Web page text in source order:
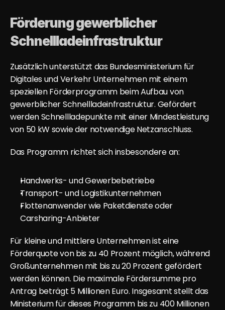
Förderung gewerblicher
Schnellladeinfrastruktur
Zusätzlich unterstützt das Bundesministerium für
Digitales und Verkehr Unternehmen mit einem
speziellen Förderprogramm beim Aufbau von
gewerblicher Schnellladeinfrastruktur. Gefördert
werden Schnellladepunkte mit einer Mindestleistung
von 50 kW sowie der notwendige Netzanschluss.
Das Programm richtet sich insbesondere an:
Handwerks- und Gewerbebetriebe
Transport- und Logistikunternehmen
Flottenanwender wie Paketdienste oder
Carsharing-Anbieter
Für kleine und mittlere Unternehmen ist eine
Förderquote von bis zu 40 Prozent möglich, während
Großunternehmen mit bis zu 20 Prozent gefördert
werden können. Die maximale Fördersumme pro
Antrag beträgt 5 Millionen Euro. Insgesamt stellt das
Ministerium für dieses Programm bis zu 400 Millionen